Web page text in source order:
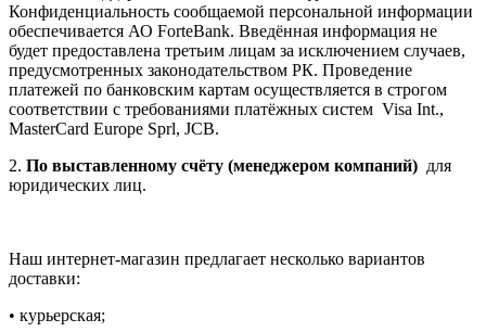
Конфиденциальность сообщаемой персональной информации
обеспечивается АО ForteBank. Введённая информация не
будет предоставлена третьим лицам за исключением случаев,
предусмотренных законодательством РК. Проведение
платежей по банковским картам осуществляется в строгом
соответствии с требованиями платёжных систем Visa Int.,
MasterCard Europe Sprl, JCB.
2. По выставленному счёту (менеджером компаний) для
юридических лиц.
Наш интернет-магазин предлагает несколько вариантов
доставки:
• курьерская;